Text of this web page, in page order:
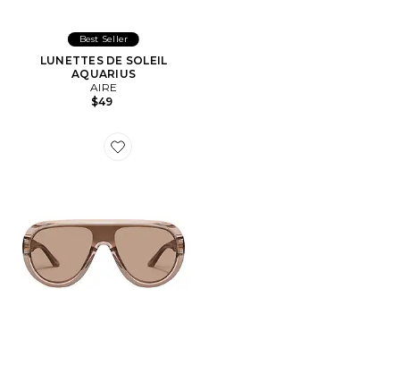
Best Seller
LUNETTES DE SOLEIL
AQUARIUS
AIRE
$49
Favorite LUNETTES DE SOLEIL SET LIST